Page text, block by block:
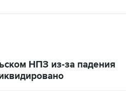
НПЗ из-за падения